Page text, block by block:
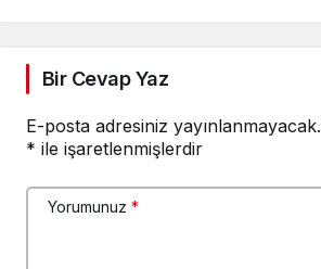
Bir Cevap Yaz
E-posta adresiniz yayınlanmayacak.
* ile işaretlenmişlerdir
Yorumunuz *